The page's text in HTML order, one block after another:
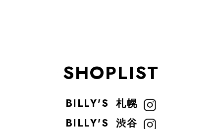
SHOPLIST
BILLY'S 札幌
BILLY'S 渋谷